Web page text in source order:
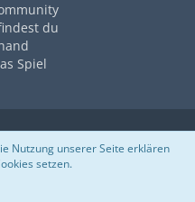
du
Spiel
Impressum
Datenschutz
Nutzungsbestimmungen
Nutzung unserer Seite erklären
setzen.